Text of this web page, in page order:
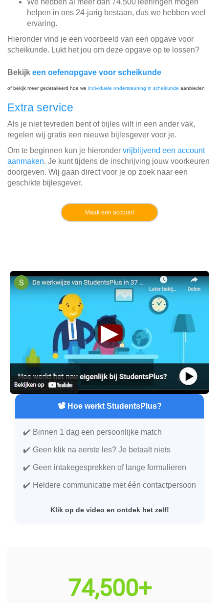
We hebben al meer dan 74.500 leerlingen mogen
helpen in ons 24-jarig bestaan, dus we hebben veel
ervaring.
Hieronder vind je een voorbeeld van een opgave voor
scheikunde. Lukt het jou om deze opgave op te lossen?
Bekijk een oefenopgave voor scheikunde
of bekijk meer gedetaileerd hoe we individuele ondersteuning in scheikunde aanbieden
Extra service
Als je niet tevreden bent of bijles wilt in een ander vak,
regelen wij gratis een nieuwe bijlesgever voor je.
Om te beginnen kun je hieronder vrijblijvend een account
aanmaken. Je kunt tijdens de inschrijving jouw voorkeuren
doorgeven. Wij gaan direct voor je op zoek naar een
geschikte bijlesgever.
Maak een account
▶
📽️ Hoe werkt StudentsPlus?
Binnen 1 dag een persoonlijke match
Geen klik na eerste les? Je betaalt niets
Geen intakegesprekken of lange formulieren
Heldere communicatie met één contactpersoon
Klik op de video en ontdek het zelf!
74,500+